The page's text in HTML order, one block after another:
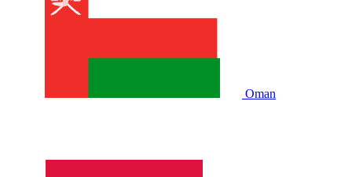
Oman